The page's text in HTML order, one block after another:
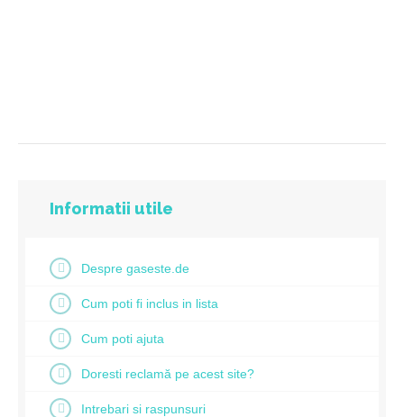
Informatii utile
Despre gaseste.de
Cum poti fi inclus in lista
Cum poti ajuta
Doresti reclamă pe acest site?
Intrebari si raspunsuri